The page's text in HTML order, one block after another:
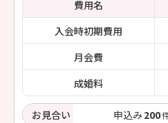
費用名
入会時初期費用
月会費
成婚料
お見合い 申込み200